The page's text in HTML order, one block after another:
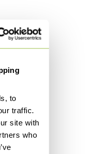
to
traffic.
site with
who
overgespoten.
Zwart